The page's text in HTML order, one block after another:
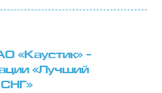
«Каустик» -
«Лучший
СНГ»